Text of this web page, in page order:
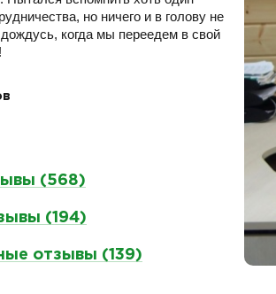
но ничего и в голову не
когда мы переедем в свой
(568)
(194)
отзывы (139)